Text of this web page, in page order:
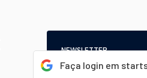
Faça login em
NEWSLETTER
Start Seu